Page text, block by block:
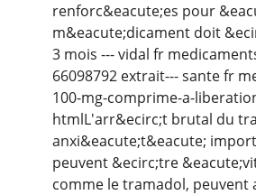
renforc&eacute;es pour
m&eacute;dicament doit
3 mois --- vidal fr
66098792 extrait--- sante fr
100-mg-comprime-a-
htmlL'arr&ecirc;t brutal du
anxi&eacute;t&eacute;
peuvent &ecirc;tre
comme le tramadol,